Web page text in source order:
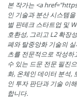
본 작가는 <a
인 기술과 분산 시스템
벌 핀테크 스타트업 및
호환성, 그리고 L2 확장
폐와 탈중앙화 기술의
츠를 전문적으로 작성하
수 있는 드문 전문 필진
화, 온체인 데이터 분석,
인 투자 판단과 기술 이
합니다.